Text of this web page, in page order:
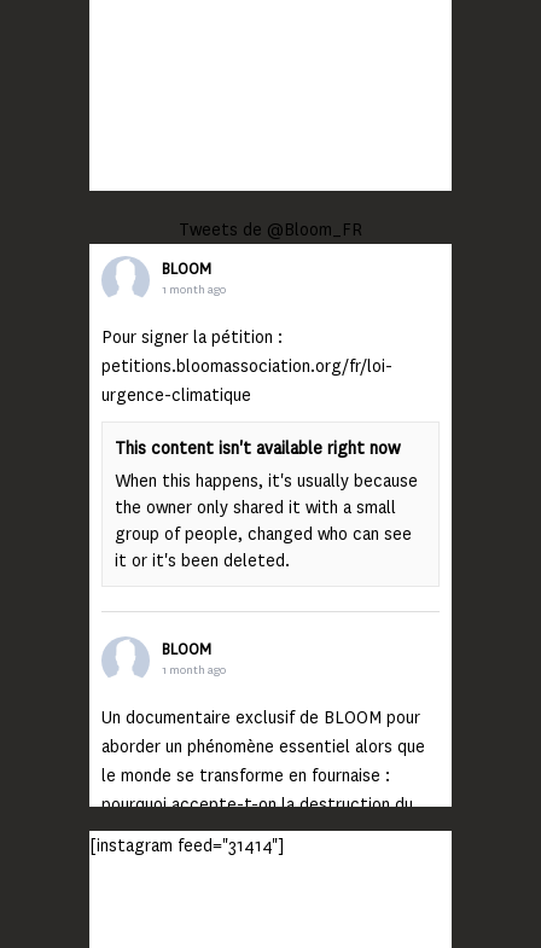
Tweets de @Bloom_FR
BLOOM
1 month ago
Pour signer la pétition :
petitions.bloomassociation.org/fr/loi-
urgence-climatique
This content isn't available right now
When this happens, it's usually because
the owner only shared it with a small
group of people, changed who can see
it or it's been deleted.
BLOOM
1 month ago
Un documentaire exclusif de BLOOM pour
aborder un phénomène essentiel alors que
le monde se transforme en fournaise :
pourquoi accepte-t-on la destruction du
monde ?
[instagram feed="31414"]